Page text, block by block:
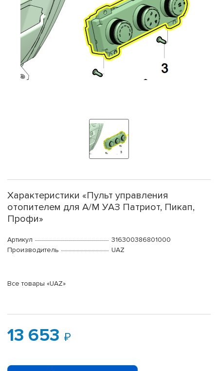
Характеристики «Пульт управления
отопителем для А/М УАЗ Патриот, Пикап,
Профи»
Артикул
316300386801000
Производитель
UAZ
Все товары «UAZ»
13 653